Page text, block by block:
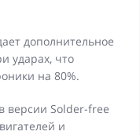
дополнительное
ударах, что
на 80%.
версии Solder-free
и